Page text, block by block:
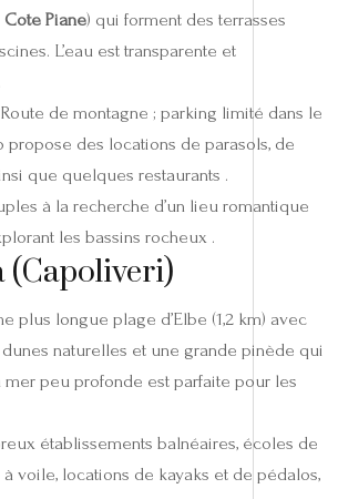
Cote Piane) qui forment des terrasses
L’eau est transparente et
Route de montagne ; parking limité dans le
propose des locations de parasols, de
que quelques restaurants .
à la recherche d’un lieu romantique
les bassins rocheux .
(Capoliveri)
plus longue plage d’Elbe (1,2 km) avec
naturelles et une grande pinède qui
mer peu profonde est parfaite pour les
établissements balnéaires, écoles de
voile, locations de kayaks et de pédalos,